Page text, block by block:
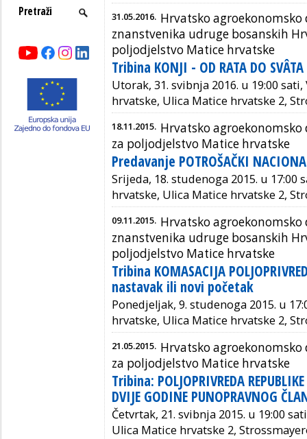
31.05.2016. Hrvatsko agroekonomsko
znanstvenika udruge bosanskih
poljodjelstvo Matice hrvatske
Tribina KONJI - OD RATA DO SVÂTA
Utorak, 31. svibnja 2016. u 19:00
hrvatske, Ulica Matice hrvatske 2,
18.11.2015. Hrvatsko agroekonomsko
za poljodjelstvo Matice hrvatske
Predavanje POTROŠAČKI
Srijeda, 18. studenoga 2015. u 17:00
hrvatske, Ulica Matice hrvatske 2,
09.11.2015. Hrvatsko agroekonomsko
znanstvenika udruge bosanskih
poljodjelstvo Matice hrvatske
Tribina KOMASACIJA
nastavak ili novi početak
Ponedjeljak, 9. studenoga 2015. u
hrvatske, Ulica Matice hrvatske 2,
21.05.2015. Hrvatsko agroekonomsko
za poljodjelstvo Matice hrvatske
Tribina: POLJOPRIVREDA
DVIJE GODINE PUNOPRAVNOG
Četvrtak, 21. svibnja 2015. u 19:00
Ulica Matice hrvatske 2,